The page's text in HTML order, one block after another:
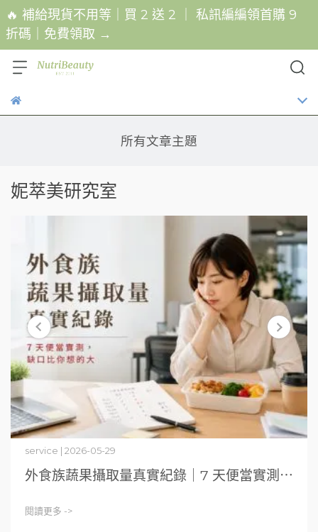
🔥 補給現貨不用等｜買 2 送 2 ｜ 私訊編編領首購 9
折碼｜免費領取 →
所有文章主題
妮萃美研究室
service | 2026-05-29
外食族蔬果攝取量真實紀錄｜7 天便當實測⋯
閱讀更多 ->